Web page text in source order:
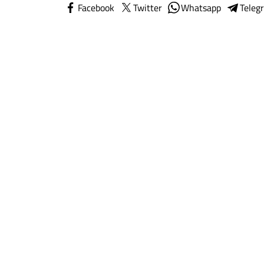
Facebook Twitter Whatsapp